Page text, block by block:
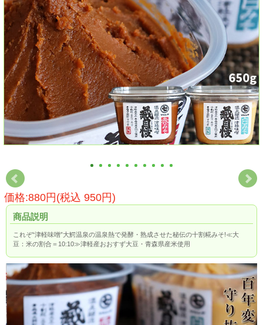
価格:880円(税込 950円)
商品説明
これぞ“津軽味噌”大鰐温泉の温泉熱で発酵・熟成させた秘伝の十割糀みそ!≪大
豆：米の割合＝10:10≫津軽産おおすず大豆・青森県産米使用